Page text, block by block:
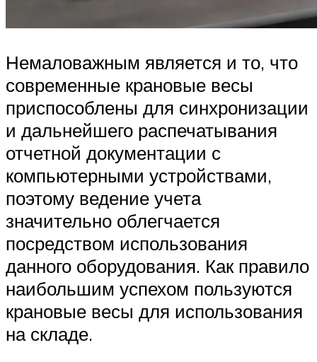
Немаловажным является и то, что
современные крановые весы
приспособлены для синхронизации
и дальнейшего распечатывания
отчетной документации с
компьютерными устройствами,
поэтому ведение учета
значительно облегчается
посредством использования
данного оборудования. Как правило
наибольшим успехом пользуются
крановые весы для использования
на складе.